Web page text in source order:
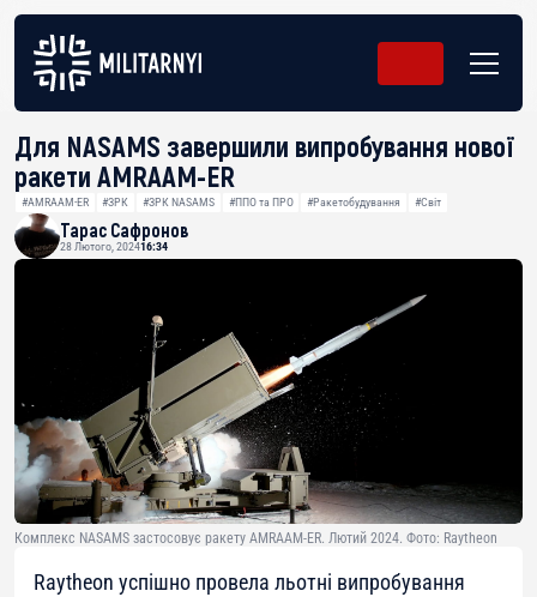
Для NASAMS завершили випробування нової
ракети AMRAAM-ER
#AMRAAM-ER #ЗРК #ЗРК NASAMS #ППО та ПРО #Ракетобудування #Світ
Тарас Сафронов
28 Лютого, 202416:34
Комплекс NASAMS застосовує ракету AMRAAM-ER. Лютий 2024. Фото: Raytheon
Raytheon успішно провела льотні випробування